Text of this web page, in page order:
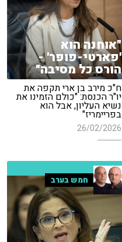
"אוחנה הוא
'פארטי-פופר' -
הורס כל מסיבה"
ח"כ מירב בן ארי תקפה את
יו"ר הכנסת: "כולם הזמינו את
נשיא העליון, אבל הוא
בפריימריז"
26/02/2026
חמש בערב